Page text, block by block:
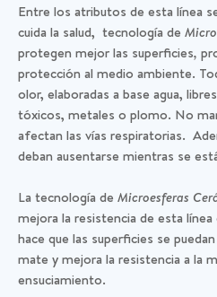
Entre los atributos de esta línea
cuida la salud, tecnología de
protegen mejor las superficies,
protección al medio ambiente.
olor, elaboradas a base agua,
tóxicos, metales o plomo. No
afectan las vías respiratorias.
deban ausentarse mientras se
La tecnología de Microesferas
mejora la resistencia de esta
hace que las superficies se
mate y mejora la resistencia a la
ensuciamiento.